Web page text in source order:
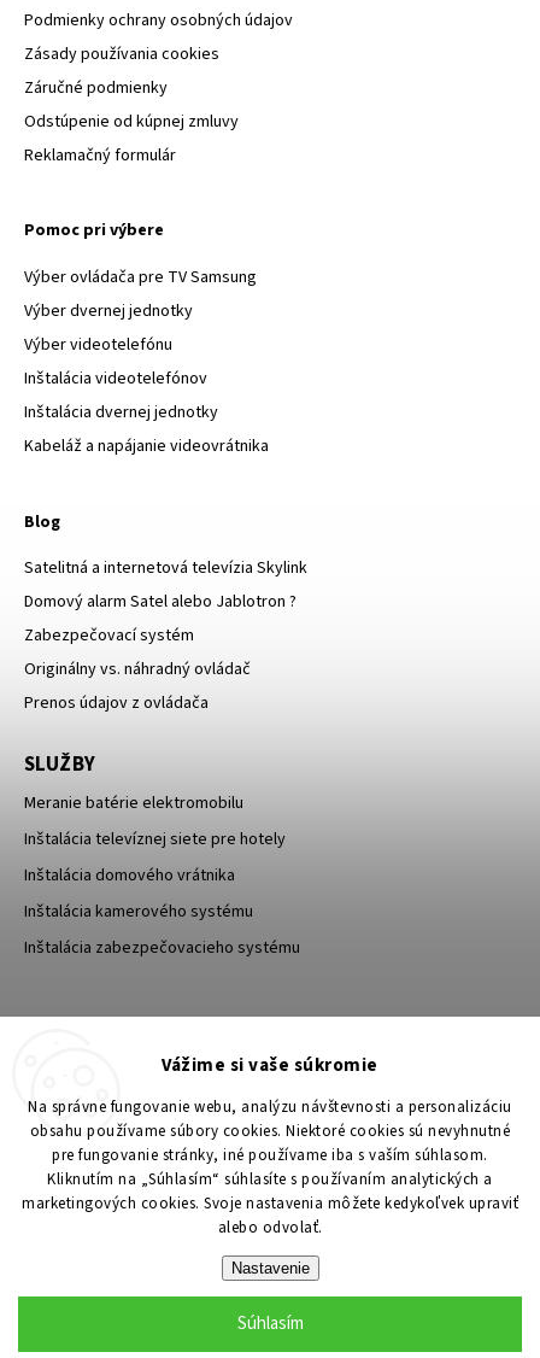
Vážime si vaše súkromie
Na správne fungovanie webu, analýzu návštevnosti a personalizáciu
obsahu používame súbory cookies. Niektoré cookies sú nevyhnutné
pre fungovanie stránky, iné používame iba s vaším súhlasom.
Kliknutím na „Súhlasím“ súhlasíte s používaním analytických a
marketingových cookies. Svoje nastavenia môžete kedykoľvek upraviť
alebo odvolať.
Nastavenie
Súhlasím
Podmienky ochrany osobných údajov
Zásady používania cookies
Záručné podmienky
Odstúpenie od kúpnej zmluvy
Reklamačný formulár
Pomoc pri výbere
Výber ovládača pre TV Samsung
Výber dvernej jednotky
Výber videotelefónu
Inštalácia videotelefónov
Inštalácia dvernej jednotky
Kabeláž a napájanie videovrátnika
Blog
Satelitná a internetová televízia Skylink
Domový alarm Satel alebo Jablotron ?
Zabezpečovací systém
Originálny vs. náhradný ovládač
Prenos údajov z ovládača
SLUŽBY
Meranie batérie elektromobilu
Inštalácia televíznej siete pre hotely
Inštalácia domového vrátnika
Inštalácia kamerového systému
Inštalácia zabezpečovacieho systému